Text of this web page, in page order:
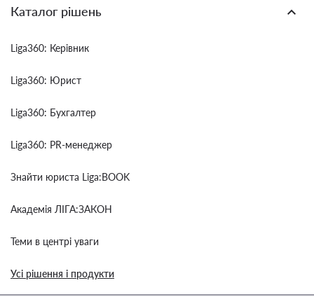
Каталог рішень
Liga360: Керівник
Liga360: Юрист
Liga360: Бухгалтер
Liga360: PR-менеджер
Знайти юриста Liga:BOOK
Академія ЛІГА:ЗАКОН
Теми в центрі уваги
Усі рішення і продукти